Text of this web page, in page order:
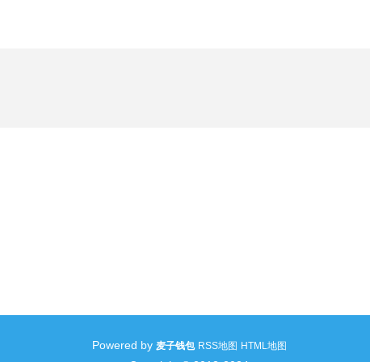
Powered by 麦子钱包 RSS地图 HTML地图